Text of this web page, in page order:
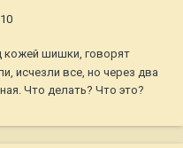
кожей шишки, говорят
исчезли все, но через два
Что делать? Что это?